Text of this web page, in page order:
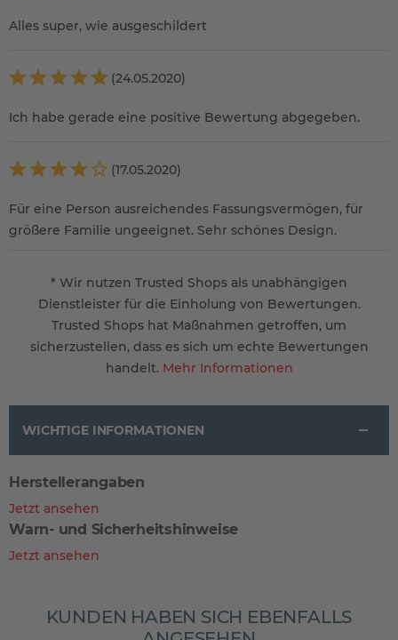
Alles super, wie ausgeschildert
(24.05.2020)
Ich habe gerade eine positive Bewertung abgegeben.
(17.05.2020)
Für eine Person ausreichendes Fassungsvermögen, für
größere Familie ungeeignet. Sehr schönes Design.
* Wir nutzen Trusted Shops als unabhängigen
Dienstleister für die Einholung von Bewertungen.
Trusted Shops hat Maßnahmen getroffen, um
sicherzustellen, dass es sich um echte Bewertungen
handelt. Mehr Informationen
WICHTIGE INFORMATIONEN
Herstellerangaben
Jetzt ansehen
Warn- und Sicherheitshinweise
Jetzt ansehen
KUNDEN HABEN SICH EBENFALLS